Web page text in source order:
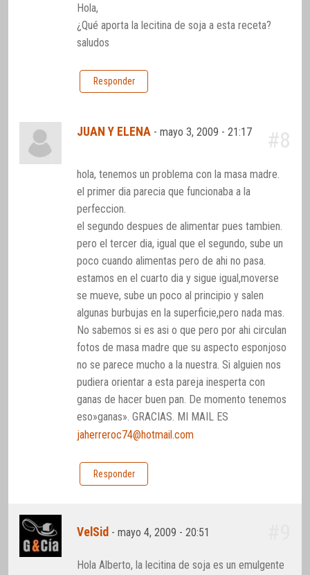
Hola,
¿Qué aporta la lecitina de soja a esta receta?
saludos
Responder
JUAN Y ELENA -mayo 3, 2009 - 21:17 #8
hola, tenemos un problema con la masa madre.
el primer dia parecia que funcionaba a la
perfeccion.
el segundo despues de alimentar pues tambien.
pero el tercer dia, igual que el segundo, sube un
poco cuando alimentas pero de ahi no pasa.
estamos en el cuarto dia y sigue igual,moverse
se mueve, sube un poco al principio y salen
algunas burbujas en la superficie,pero nada mas.
No sabemos si es asi o que pero por ahi circulan
fotos de masa madre que su aspecto esponjoso
no se parece mucho a la nuestra. Si alguien nos
pudiera orientar a esta pareja inesperta con
ganas de hacer buen pan. De momento tenemos
eso»ganas». GRACIAS. MI MAIL ES
jaherreroc74@hotmail.com
Responder
VelSid -mayo 4, 2009 - 20:51
Hola Alberto, la lecitina de soja es un emulgente